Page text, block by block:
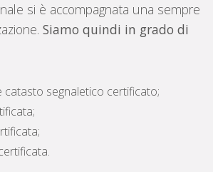
si è accompagnata una sempre
Siamo quindi in grado di
catasto segnaletico certificato;